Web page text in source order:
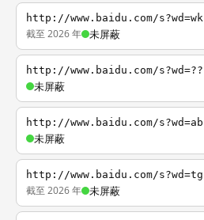
http://www.baidu.com/s?wd=wk
截至 2026 年 未屏蔽
http://www.baidu.com/s?wd=??
未屏蔽
http://www.baidu.com/s?wd=ab
未屏蔽
http://www.baidu.com/s?wd=tg
截至 2026 年 未屏蔽